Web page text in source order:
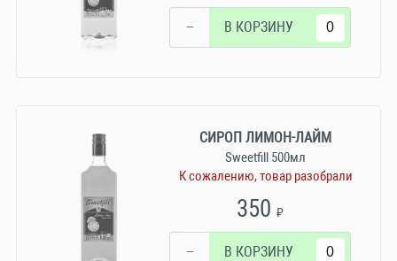
− В КОРЗИНУ
СИРОП ЛИМОН-ЛАЙМ
Sweetfill 500мл
К сожалению, товар разобрали
350₽
− В КОРЗИНУ